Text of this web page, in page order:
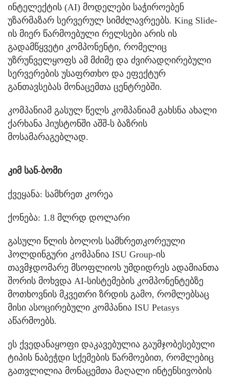
ინტელექტის (AI) მოდელები საჭიროებენ
უზარმაზარ სერვერულ სიმძლავრეებს. King Slide-
ის მიერ წარმოებული რელსები არის ის
გადამწყვეტი კომპონენტი, რომელიც
უზრუნველყოფს ამ მძიმე და ძვირადღირებული
სერვერების უსაფრთხო და ეფექტურ
განთავსებას მონაცემთა ცენტრებში.
კომპანიამ გასულ წელს კომპანიამ გახსნა ახალი
ქარხანა ჰიუსტონში აშშ-ს ბაზრის
მოსამარაგებლად.
კიმ სან-ბომი
ქვეყანა: სამხრეთ კორეა
ქონება: 1.8 მლრდ დოლარი
გასული წლის ბოლოს სამხრეთკორეული
ჰოლდინგური კომპანია ISU Group-ის
თავმჯდომარე მსოფლიოს უმდიდრეს ადამიანთა
შორის მოხვდა AI-სისტემების კომპონენტებზე
მოთხოვნის მკვეთრი ზრდის გამო, რომლებსაც
მისი ასოცირებული კომპანია ISU Petasys
აწარმოებს.
ეს ქვედანაყოფი დაკავებულია გაუმჯობესებული
ტიპის ნაბეჭდი სქემების წარმოებით, რომლებიც
გათვლილია მონაცემთა მაღალი ინტენსივობის